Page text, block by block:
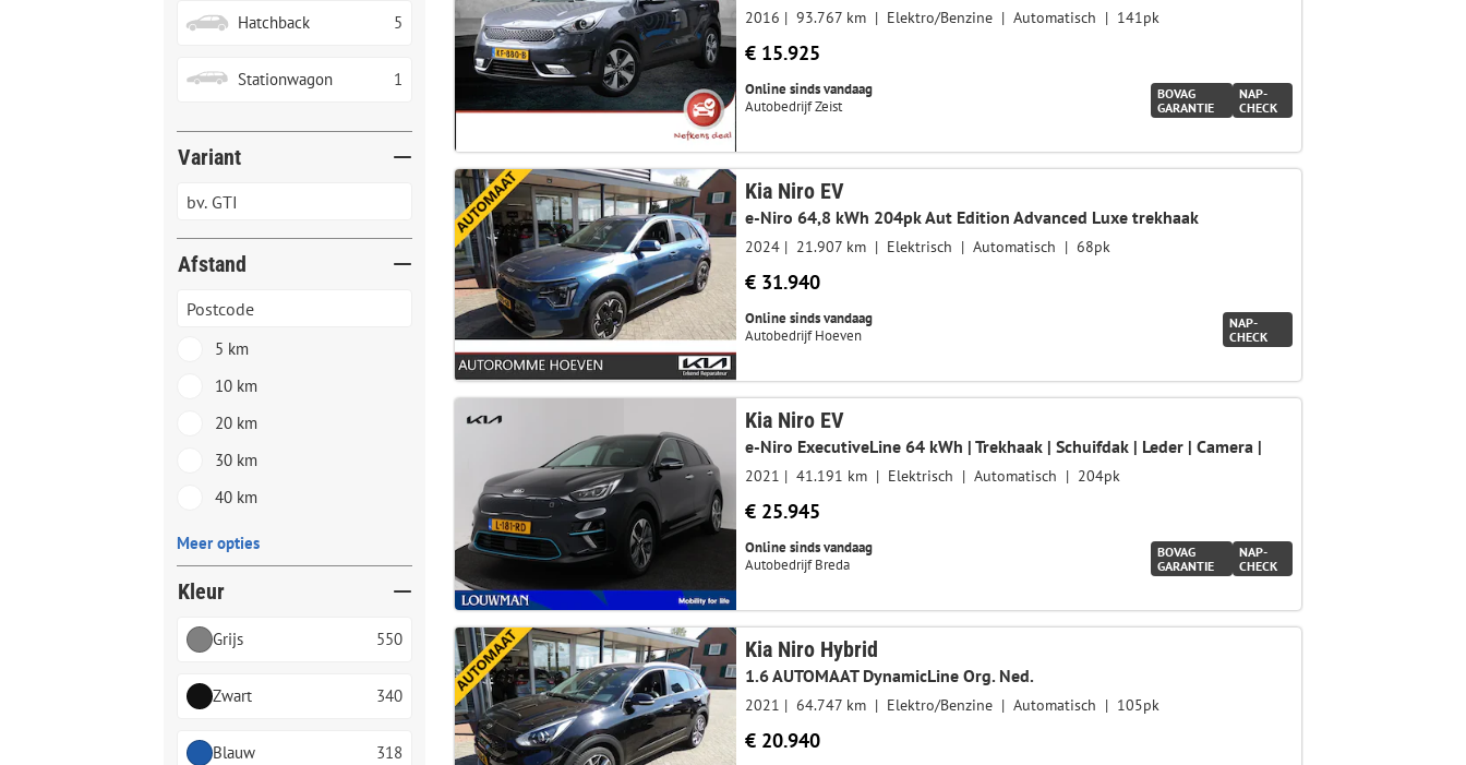
Hatchback 5
Stationwagon 1
Variant
Afstand
5 km
10 km
20 km
30 km
40 km
Meer opties
Kleur
Grijs 550
Zwart 340
Blauw 318
2016 93.767 km Elektro/Benzine Automatisch 141pk
€ 15.925
Online sinds vandaag
Autobedrijf Zeist
BOVAG
GARANTIE
NAP-
CHECK
Kia Niro EV
e-Niro 64,8 kWh 204pk Aut Edition Advanced Luxe trekhaak
2024 21.907 km Elektrisch Automatisch 68pk
€ 31.940
Online sinds vandaag
Autobedrijf Hoeven
NAP-
CHECK
Kia Niro EV
e-Niro ExecutiveLine 64 kWh | Trekhaak | Schuifdak | Leder | Camera |
2021 41.191 km Elektrisch Automatisch 204pk
€ 25.945
Online sinds vandaag
Autobedrijf Breda
BOVAG
GARANTIE
NAP-
CHECK
Kia Niro Hybrid
1.6 AUTOMAAT DynamicLine Org. Ned.
2021 64.747 km Elektro/Benzine Automatisch 105pk
€ 20.940